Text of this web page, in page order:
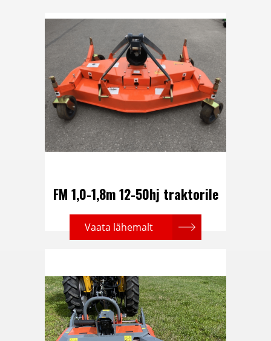
FM 1,0-1,8m 12-50hj traktorile
Vaata lähemalt